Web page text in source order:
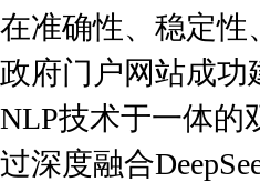
在准确性、稳定性
政府门户网站成功
NLP技术于一体的
过深度融合